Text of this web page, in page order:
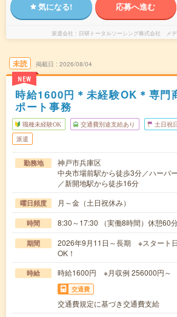
気になる! 応募へ進む
派遣会社 日研トータルソーシング株式会社 メ
未読
NEW
掲載日 2026/08/04
時給1600円＊未経験OK＊専門
ポート事務
職種未経験OK 交通費別途支給あり 土日祝
派遣
勤務地
神戸市兵庫区
中央市場前駅から徒歩3分／ハーバ
／新開地駅から徒歩16分
曜日頻度 月～金（土日祝休み）
時間 8:30～17:30 （実働8時間）休憩
期間
2026年9月11日～長期 ※スタート
OK！
時給 時給1600円 ※月収例 256000円～
交通費
交通費規定に基づき交通費支給